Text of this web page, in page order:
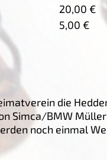
20,00 €
5,00 €
die
Simca/BMW
noch einmal